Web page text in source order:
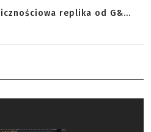
replika od G&...